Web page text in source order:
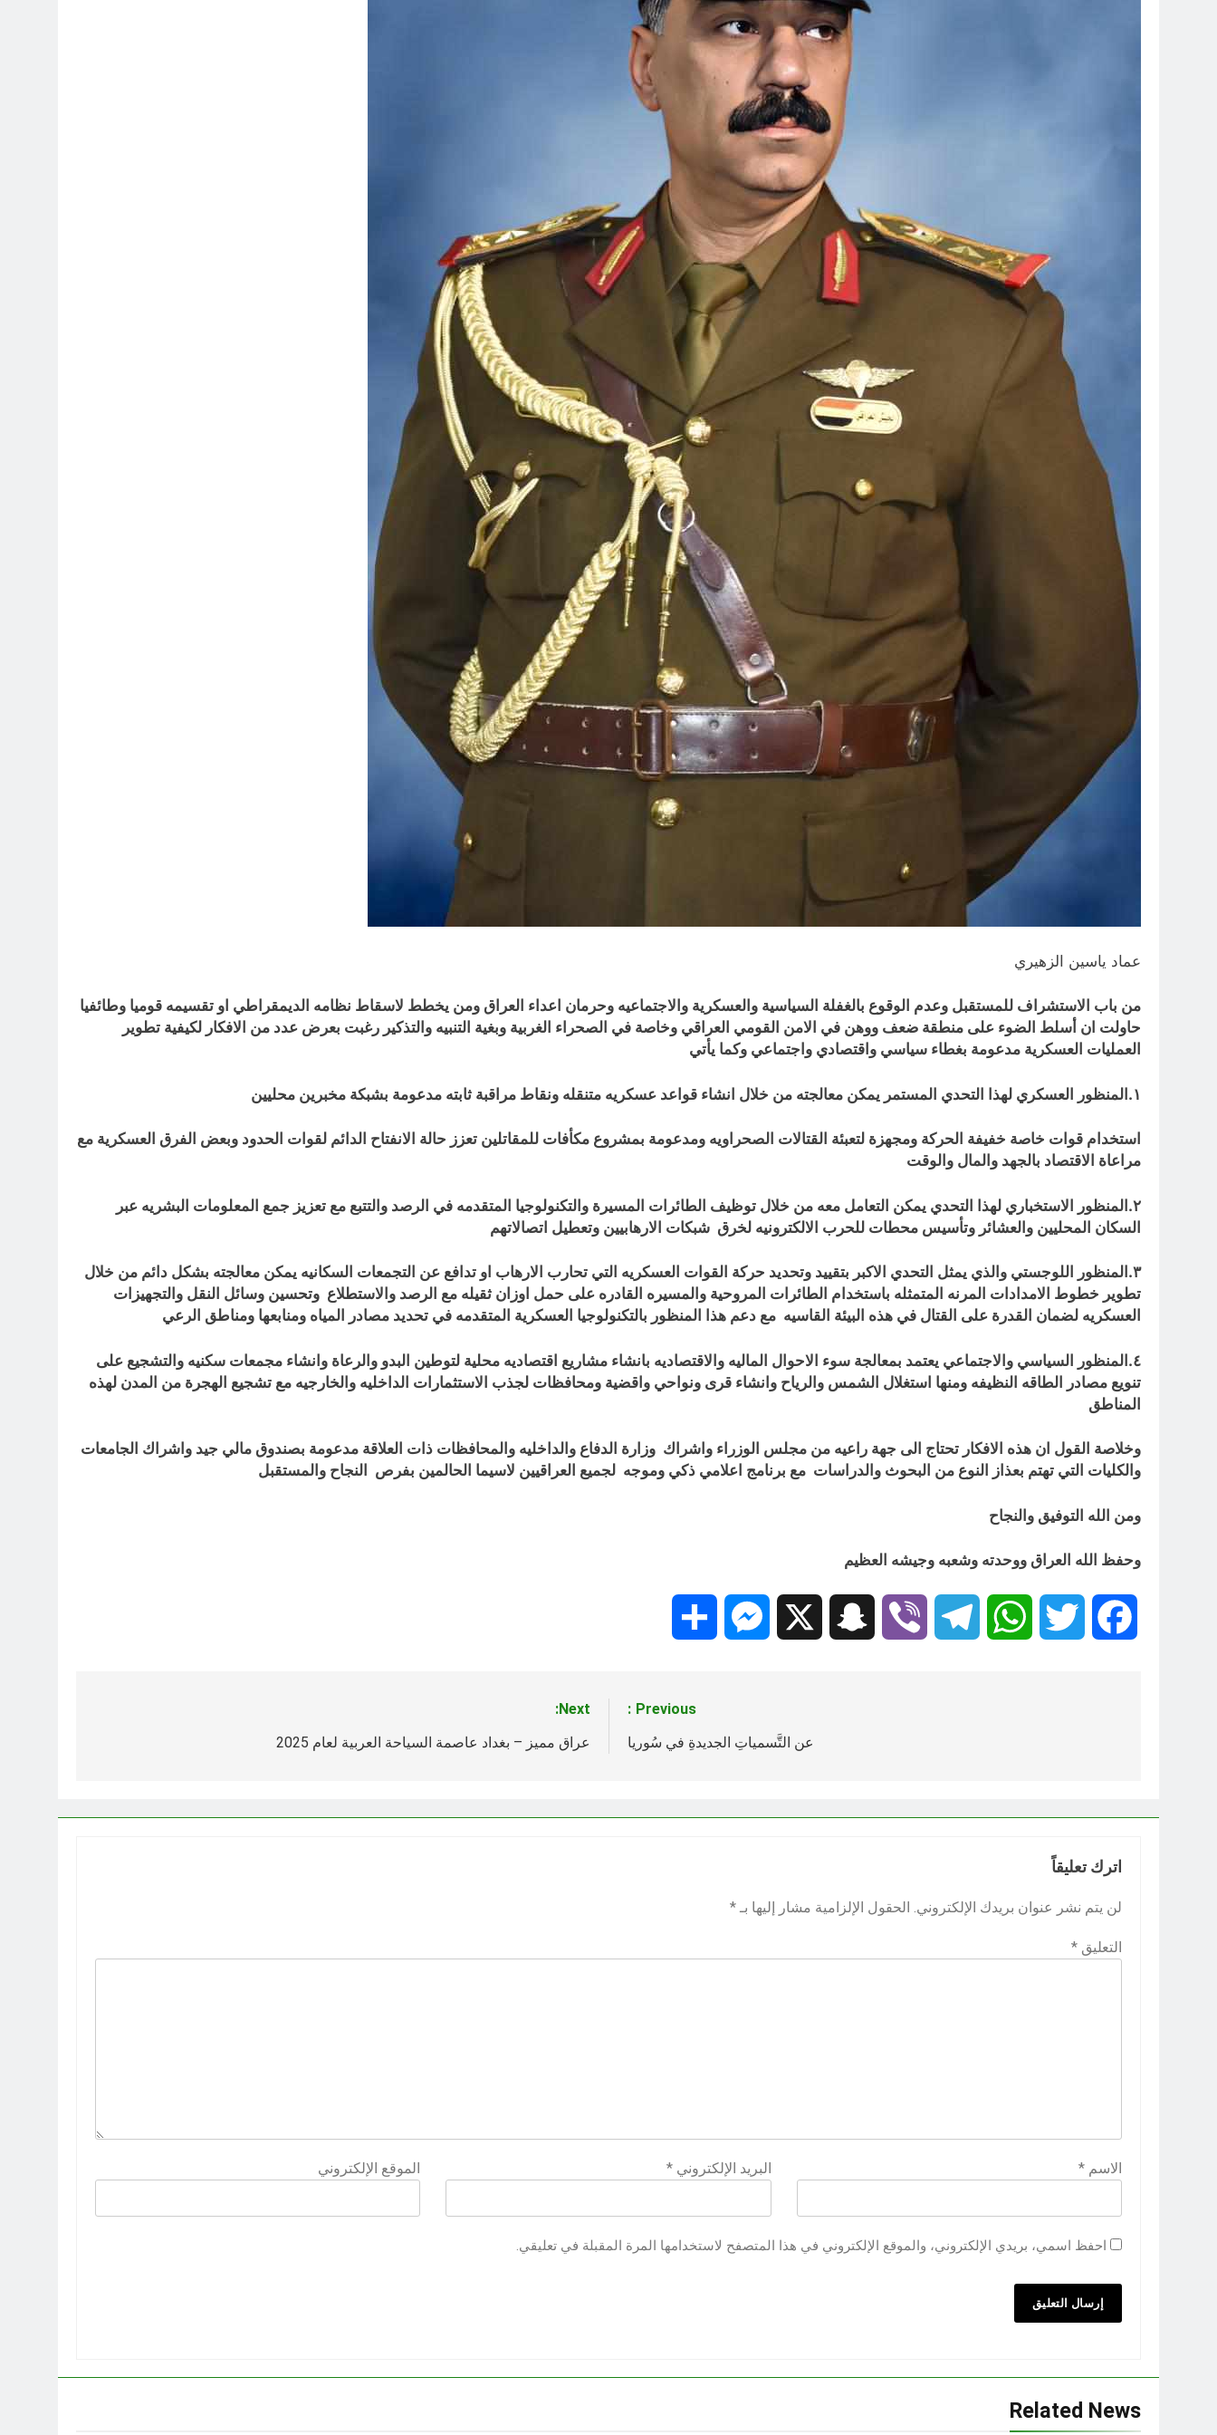
عماد ياسين الزهيري
من باب الاستشراف للمستقبل وعدم الوقوع بالغفلة السياسية والعسكرية والاجتماعيه وحرمان اعداء العراق ومن يخطط لاسقاط نظامه الديمقراطي او تقسيمه قوميا وطائفيا
حاولت ان أسلط الضوء على منطقة ضعف ووهن في الامن القومي العراقي وخاصة في الصحراء الغربية وبغية التنبيه والتذكير رغبت بعرض عدد من الافكار لكيفية تطوير
العمليات العسكرية مدعومة بغطاء سياسي واقتصادي واجتماعي وكما يأتي
١.المنظور العسكري لهذا التحدي المستمر يمكن معالجته من خلال انشاء قواعد عسكريه متنقله ونقاط مراقبة ثابته مدعومة بشبكة مخبرين محليين
استخدام قوات خاصة خفيفة الحركة ومجهزة لتعبئة القتالات الصحراويه ومدعومة بمشروع مكأفات للمقاتلين تعزز حالة الانفتاح الدائم لقوات الحدود وبعض الفرق العسكرية مع
مراعاة الاقتصاد بالجهد والمال والوقت
٢.المنظور الاستخباري لهذا التحدي يمكن التعامل معه من خلال توظيف الطائرات المسيرة والتكنولوجيا المتقدمه في الرصد والتتبع مع تعزيز جمع المعلومات البشريه عبر
السكان المحليين والعشائر وتأسيس محطات للحرب الالكترونيه لخرق شبكات الارهابيين وتعطيل اتصالاتهم
٣.المنظور اللوجستي والذي يمثل التحدي الاكبر بتقييد وتحديد حركة القوات العسكريه التي تحارب الارهاب او تدافع عن التجمعات السكانيه يمكن معالجته بشكل دائم من خلال
تطوير خطوط الامدادات المرنه المتمثله باستخدام الطائرات المروحية والمسيره القادره على حمل اوزان ثقيله مع الرصد والاستطلاع وتحسين وسائل النقل والتجهيزات
العسكريه لضمان القدرة على القتال في هذه البيئة القاسيه مع دعم هذا المنظور بالتكنولوجيا العسكرية المتقدمه في تحديد مصادر المياه ومنابعها ومناطق الرعي
٤.المنظور السياسي والاجتماعي يعتمد بمعالجة سوء الاحوال الماليه والاقتصاديه بانشاء مشاريع اقتصاديه محلية لتوطين البدو والرعاة وانشاء مجمعات سكنيه والتشجيع على
تنويع مصادر الطاقه النظيفه ومنها استغلال الشمس والرياح وانشاء قرى ونواحي واقضية ومحافظات لجذب الاستثمارات الداخليه والخارجيه مع تشجيع الهجرة من المدن لهذه
المناطق
وخلاصة القول ان هذه الافكار تحتاج الى جهة راعيه من مجلس الوزراء واشراك وزارة الدفاع والداخليه والمحافظات ذات العلاقة مدعومة بصندوق مالي جيد واشراك الجامعات
والكليات التي تهتم بعذاز النوع من البحوث والدراسات مع برنامج اعلامي ذكي وموجه لجميع العراقيين لاسيما الحالمين بفرص النجاح والمستقبل
ومن الله التوفيق والنجاح
وحفظ الله العراق ووحدته وشعبه وجيشه العظيم
Facebook
Twitter
WhatsApp
Telegram
Viber
Snapchat
Messenger
Previous:
عن التَّسمياتِ الجديدةِ في سُوريا
Next:
عراق مميز – بغداد عاصمة السياحة العربية لعام 2025
اترك تعليقاً
لن يتم نشر عنوان بريدك الإلكتروني. الحقول الإلزامية مشار إليها بـ *
التعليق *
الاسم * البريد الإلكتروني* الموقع الإلكتروني
احفظ اسمي، بريدي الإلكتروني، والموقع الإلكتروني في هذا المتصفح لاستخدامها المرة المقبلة في تعليقي.
Related News